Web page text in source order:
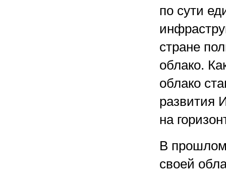
по сути
стране
облако.
облако
развития
на
В
своей